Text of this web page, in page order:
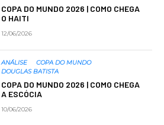
COPA DO MUNDO 2026 | COMO CHEGA
O HAITI
12/06/2026
ANÁLISE
COPA DO MUNDO
DOUGLAS BATISTA
COPA DO MUNDO 2026 | COMO CHEGA
A ESCÓCIA
10/06/2026